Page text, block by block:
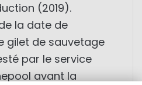
(2019).
la date de
gilet de sauvetage
par le service
avant la